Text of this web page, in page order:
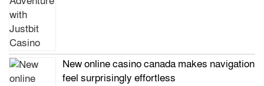
New online casino canada makes navigation
feel surprisingly effortless